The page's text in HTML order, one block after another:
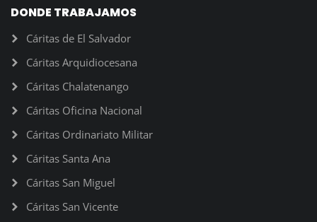
DONDE TRABAJAMOS
Cáritas de El Salvador
Cáritas Arquidiocesana
Cáritas Chalatenango
Cáritas Oficina Nacional
Cáritas Ordinariato Militar
Cáritas Santa Ana
Cáritas San Miguel
Cáritas San Vicente